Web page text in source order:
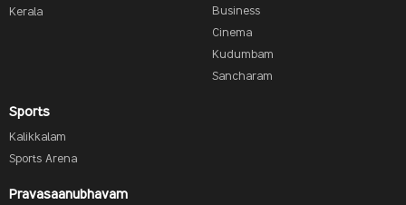
Kerala
Business
Cinema
Kudumbam
Sancharam
Sports
Kalikkalam
Sports Arena
Pravasaanubhavam